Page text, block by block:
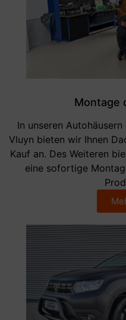
Montage
In unseren
Vluyn bieten wir Ihnen
Kauf an. Des Weiteren
eine sofortige